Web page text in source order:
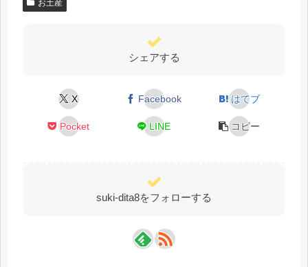
お土産
シェアする
X Facebook はてブ
Pocket LINE コピー
suki-dita8をフォローする